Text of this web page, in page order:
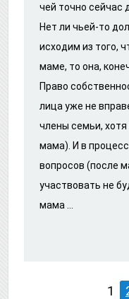
чей точно
Нет ли чьей-то
исходим из того,
маме, то она,
Право
лица уже не
члены семьи,
мама). И в
вопросов (после
участвовать не
мама ...
1